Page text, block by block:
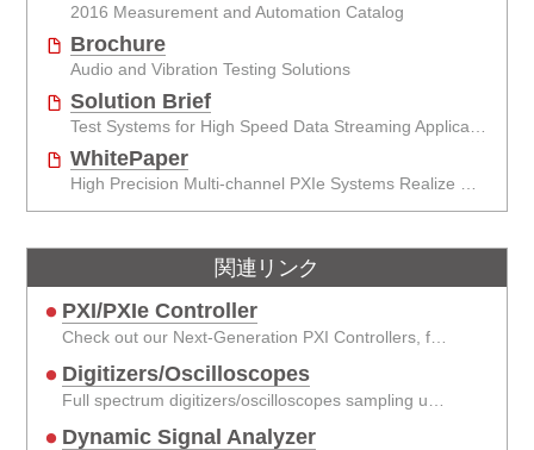
2016 Measurement and Automation Catalog
Brochure
Audio and Vibration Testing Solutions
Solution Brief
WhitePaper
関連リンク
PXI/PXIe Controller
Digitizers/Oscilloscopes
Dynamic Signal Analyzer